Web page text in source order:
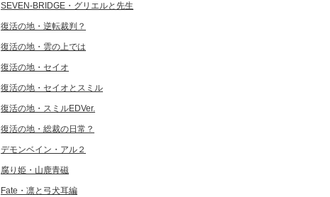
SEVEN-BRIDGE・グリエルと先生
復活の地・逆転裁判？
復活の地・雲の上では
復活の地・セイオ
復活の地・セイオとスミル
復活の地・スミルEDVer.
復活の地・総裁の日常？
デモンベイン・アル２
腐り姫・山鹿青磁
Fate・凛と弓犬耳編